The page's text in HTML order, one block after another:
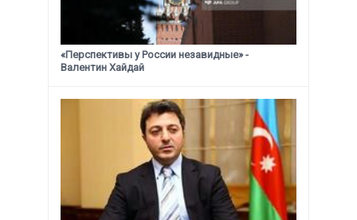
«Перспективы у России незавидные» -
Валентин Хайдай